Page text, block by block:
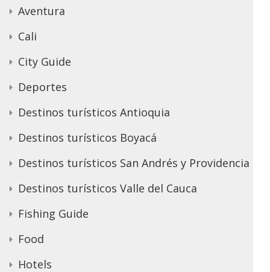
Aventura
Cali
City Guide
Deportes
Destinos turísticos Antioquia
Destinos turísticos Boyacá
Destinos turísticos San Andrés y Providencia
Destinos turísticos Valle del Cauca
Fishing Guide
Food
Hotels